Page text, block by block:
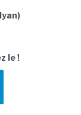
le !